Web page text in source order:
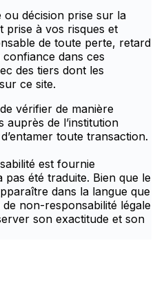
décision prise sur la
prise à vos risques et
de toute perte, retard
dans ces
des tiers dont les
ce site.
vérifier de manière
auprès de l’institution
toute transaction.
est fournie
pas été traduite. Bien que le
dans la langue que
non-responsabilité légale
son exactitude et son